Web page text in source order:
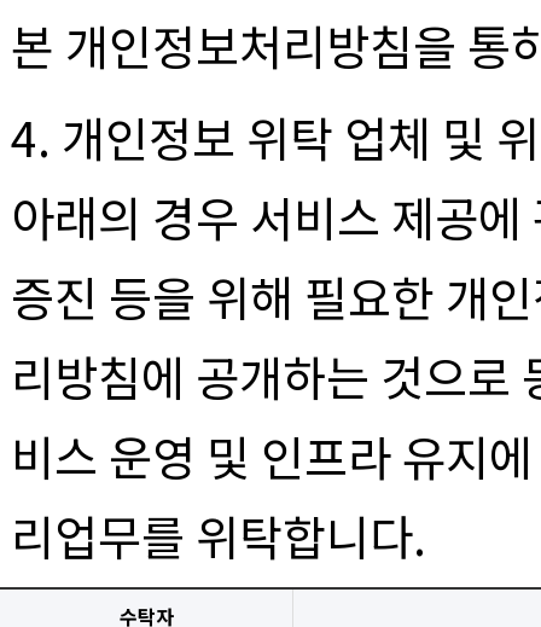
본 개인정보처리방침을 통
4. 개인정보 위탁 업체 및
아래의 경우 서비스 제공
증진 등을 위해 필요한 개
리방침에 공개하는 것으로
비스 운영 및 인프라 유지
리업무를 위탁합니다.
수탁자